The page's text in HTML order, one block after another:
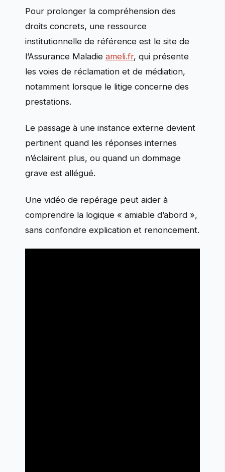
Pour prolonger la compréhension des
droits concrets, une ressource
institutionnelle de référence est le site de
l’Assurance Maladie ameli.fr, qui présente
les voies de réclamation et de médiation,
notamment lorsque le litige concerne des
prestations.
Le passage à une instance externe devient
pertinent quand les réponses internes
n’éclairent plus, ou quand un dommage
grave est allégué.
Une vidéo de repérage peut aider à
comprendre la logique « amiable d’abord »,
sans confondre explication et renoncement.